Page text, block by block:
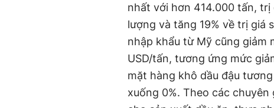
nhất với hơn 414.000 tấn, trị
lượng và tăng 19% về trị giá
nhập khẩu từ Mỹ cũng giảm
USD/tấn, tương ứng mức
mặt hàng khô dầu đậu
xuống 0%. Theo các